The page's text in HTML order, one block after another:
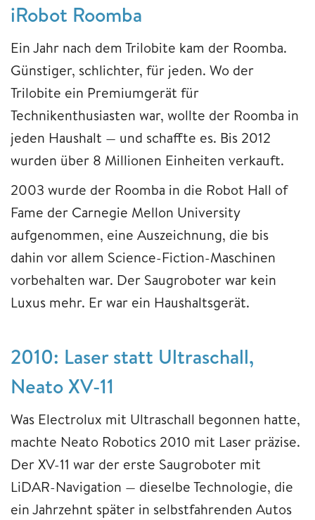
iRobot Roomba
Ein Jahr nach dem Trilobite kam der Roomba.
Günstiger, schlichter, für jeden. Wo der
Trilobite ein Premiumgerät für
Technikenthusiasten war, wollte der Roomba in
jeden Haushalt — und schaffte es. Bis 2012
wurden über 8 Millionen Einheiten verkauft.
2003 wurde der Roomba in die Robot Hall of
Fame der Carnegie Mellon University
aufgenommen, eine Auszeichnung, die bis
dahin vor allem Science-Fiction-Maschinen
vorbehalten war. Der Saugroboter war kein
Luxus mehr. Er war ein Haushaltsgerät.
2010: Laser statt Ultraschall,
Neato XV-11
Was Electrolux mit Ultraschall begonnen hatte,
machte Neato Robotics 2010 mit Laser präzise.
Der XV-11 war der erste Saugroboter mit
LiDAR-Navigation — dieselbe Technologie, die
ein Jahrzehnt später in selbstfahrenden Autos